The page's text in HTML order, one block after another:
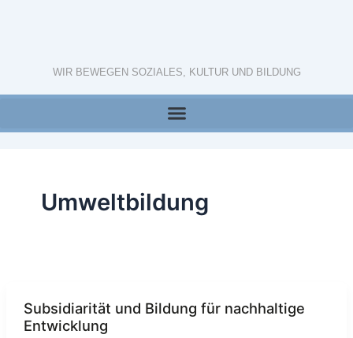
WIR BEWEGEN SOZIALES, KULTUR UND BILDUNG
Umweltbildung
Subsidiarität und Bildung für nachhaltige
Entwicklung